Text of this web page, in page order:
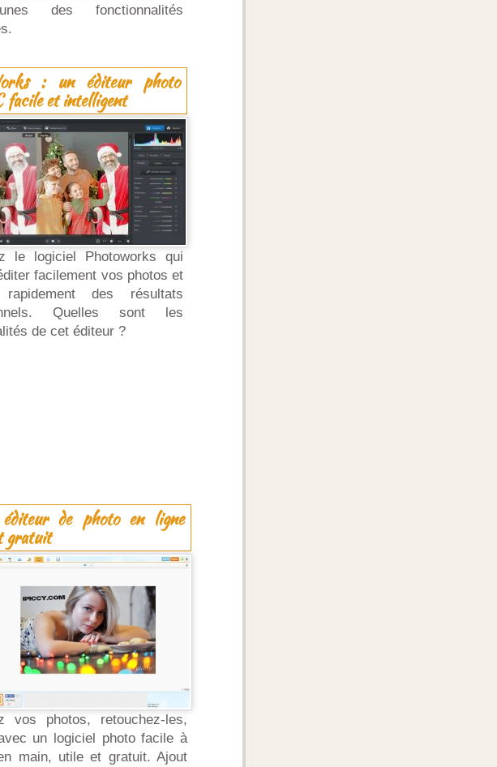
unes des fonctionnalités
: un éditeur photo
facile et intelligent
le logiciel Photoworks qui
facilement vos photos et
rapidement des résultats
Quelles sont les
de cet éditeur ?
de photo en ligne
gratuit
vos photos, retouchez-les,
un logiciel photo facile à
main, utile et gratuit. Ajout